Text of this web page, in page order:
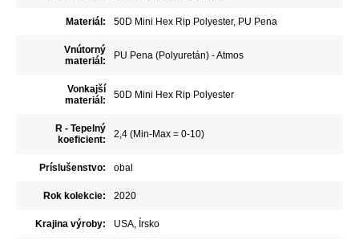
Materiál: 50D Mini Hex Rip Polyester, PU Pena
Vnútorný
materiál:
PU Pena (Polyuretán) - Atmos
Vonkajší
materiál:
50D Mini Hex Rip Polyester
R - Tepelný
koeficient:
2,4 (Min-Max = 0-10)
Príslušenstvo: obal
Rok kolekcie: 2020
Krajina výroby: USA, Írsko